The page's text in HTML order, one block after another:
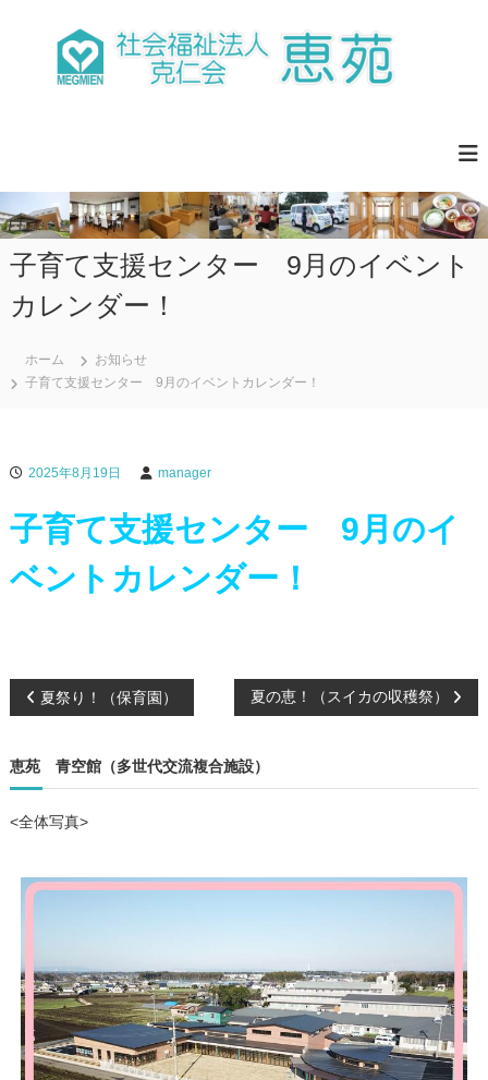
ッ
プ 法
人
克
仁
会
苑
く
、
安
ら
ぎ
の
る
生
子育て支援センター 9月のイベント
カレンダー！
ホーム
お知らせ
子育て支援センター 9月のイベントカレンダー！
2025年8月19日 manager
子育て支援センター 9月のイ
ベントカレンダー！
投
稿
ナ
ゲ
シ
ョ
夏祭り！（保育園） 夏の恵！（スイカの収穫祭）
恵苑 青空館（多世代交流複合施設）
<全体写真>